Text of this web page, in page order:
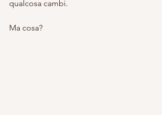
qualcosa cambi.
Ma cosa?